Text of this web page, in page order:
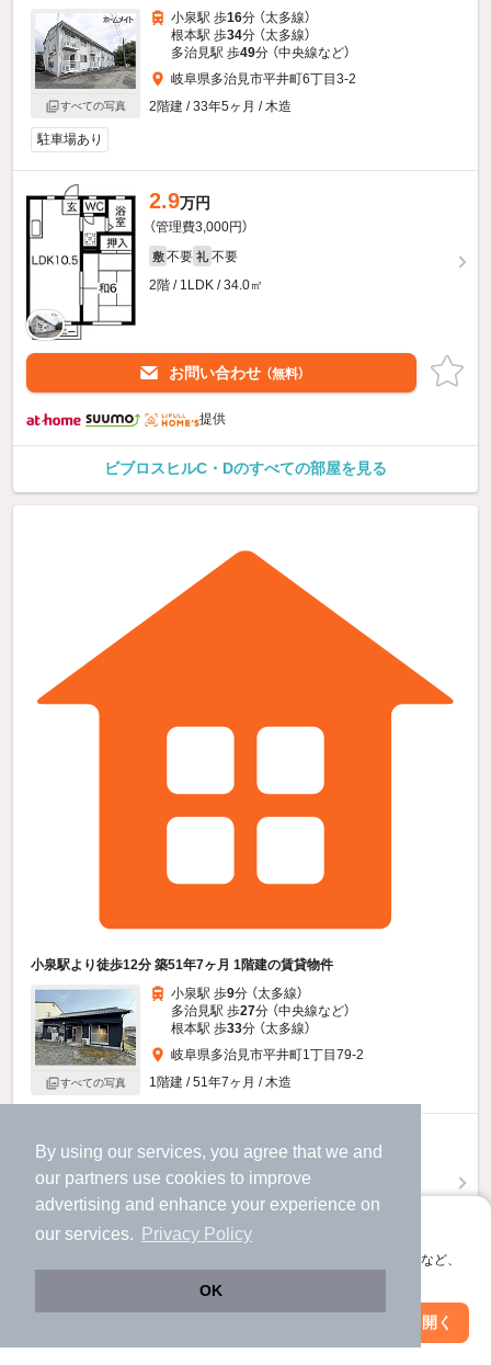
By using our services, you agree that we and
our partners use cookies to improve
advertising and enhance your experience on
our services.
Privacy Policy
OK
アプリに切り替えて、サクサクお部屋探し
会員登録なしですぐ使える。マップ検索やお気に入り保存など、
アプリを開く
すべての写真
小泉駅 歩16分 （太多線）
根本駅 歩34分 （太多線）
多治見駅 歩49分 （中央線など）
岐阜県多治見市平井町6丁目3-2
2階建 / 33年5ヶ月 / 木造
駐車場あり
2.9万円
（管理費3,000円）
敷 不要 礼 不要
2階 / 1LDK / 34.0㎡
お問い合わせ （無料）
提供
ビブロスヒルC・Dのすべての部屋を見る
小泉駅より徒歩12分 築51年7ヶ月 1階建の賃貸物件
すべての写真
小泉駅 歩9分 （太多線）
多治見駅 歩27分 （中央線など）
根本駅 歩33分 （太多線）
岐阜県多治見市平井町1丁目79-2
1階建 / 51年7ヶ月 / 木造
5.8万円
（管理費不要）
敷 不要 礼 不要
- / 4DK / 84.04㎡
お問い合わせ（無料）
提供
絞り込み条件を変更